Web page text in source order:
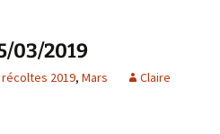
03/2019
2019, Mars
Claire